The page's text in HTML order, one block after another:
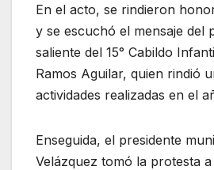
En el acto, se rindieron
y se escuchó el mensaje del
saliente del 15° Cabildo
Ramos Aguilar, quien rindió
actividades realizadas en el
Enseguida, el presidente
Velázquez tomó la protesta